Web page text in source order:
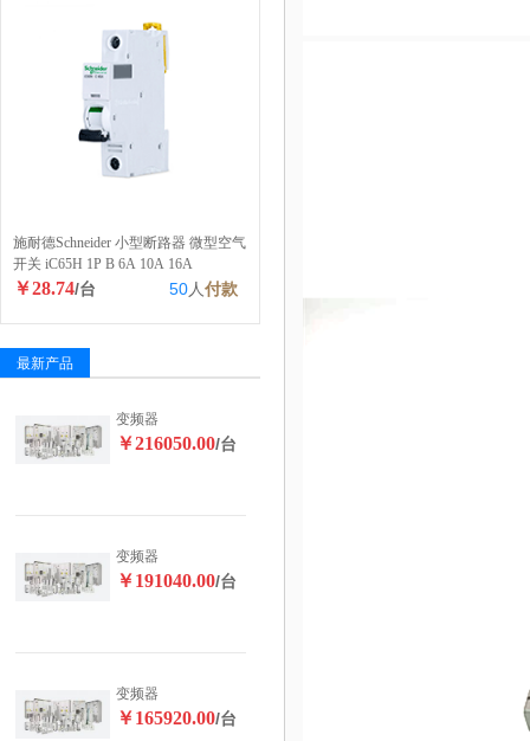
施耐德Schneider 小型断路器 微型空气
开关 iC65H 1P B 6A 10A 16A
￥28.74/台 50人付款
最新产品
变频器
￥216050.00/台
变频器
￥191040.00/台
变频器
￥165920.00/台